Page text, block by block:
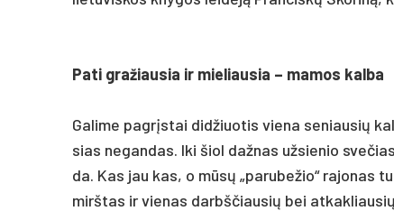
Pa­ti gra­žiau­sia ir mie­liau­sia – ma­mos kal­ba
Ga­li­me pa­grįstai did­žiuo­tis vie­na se­niau­sių
sias ne­gan­das. Iki šiol daž­nas už­sie­nio
da. Kas jau kas, o mūsų „pa­ru­be­žio“
mirš­tas ir vie­nas darbš­čiau­sių bei